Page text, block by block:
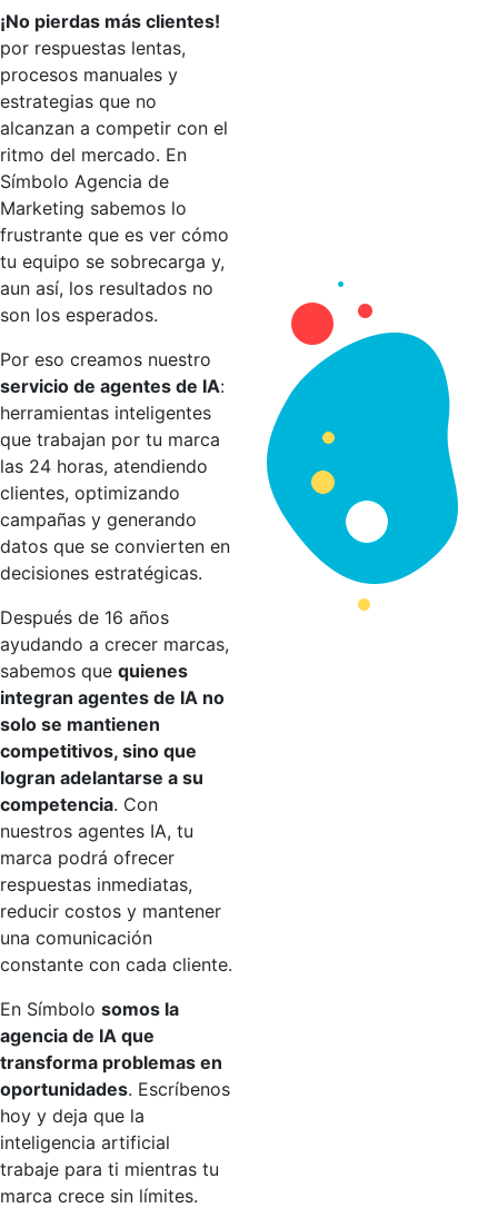
¡No pierdas más clientes!
por respuestas lentas,
procesos manuales y
estrategias que no
alcanzan a competir con el
ritmo del mercado. En
Símbolo Agencia de
Marketing sabemos lo
frustrante que es ver cómo
tu equipo se sobrecarga y,
aun así, los resultados no
son los esperados.
Por eso creamos nuestro
servicio de agentes de IA:
herramientas inteligentes
que trabajan por tu marca
las 24 horas, atendiendo
clientes, optimizando
campañas y generando
datos que se convierten en
decisiones estratégicas.
Después de 16 años
ayudando a crecer marcas,
sabemos que quienes
integran agentes de IA no
solo se mantienen
competitivos, sino que
logran adelantarse a su
competencia. Con
nuestros agentes IA, tu
marca podrá ofrecer
respuestas inmediatas,
reducir costos y mantener
una comunicación
constante con cada cliente.
En Símbolo somos la
agencia de IA que
transforma problemas en
oportunidades. Escríbenos
hoy y deja que la
inteligencia artificial
trabaje para ti mientras tu
marca crece sin límites.